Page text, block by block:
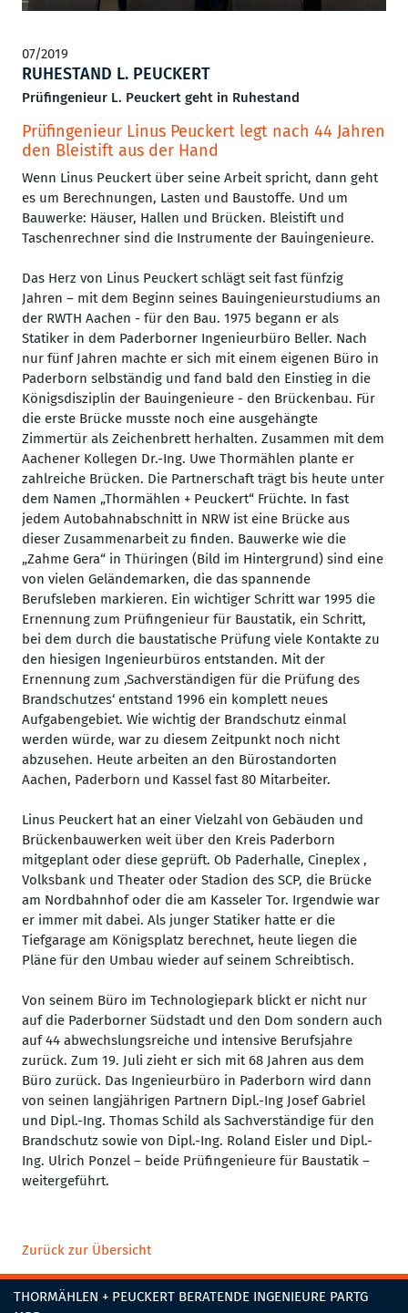
07/2019
RUHESTAND L. PEUCKERT
Prüfingenieur L. Peuckert geht in Ruhestand
Prüfingenieur Linus Peuckert legt nach 44 Jahren
den Bleistift aus der Hand
Wenn Linus Peuckert über seine Arbeit spricht, dann geht
es um Berechnungen, Lasten und Baustoffe. Und um
Bauwerke: Häuser, Hallen und Brücken. Bleistift und
Taschenrechner sind die Instrumente der Bauingenieure.
Das Herz von Linus Peuckert schlägt seit fast fünfzig
Jahren – mit dem Beginn seines Bauingenieurstudiums an
der RWTH Aachen - für den Bau. 1975 begann er als
Statiker in dem Paderborner Ingenieurbüro Beller. Nach
nur fünf Jahren machte er sich mit einem eigenen Büro in
Paderborn selbständig und fand bald den Einstieg in die
Königsdisziplin der Bauingenieure - den Brückenbau. Für
die erste Brücke musste noch eine ausgehängte
Zimmertür als Zeichenbrett herhalten. Zusammen mit dem
Aachener Kollegen Dr.-Ing. Uwe Thormählen plante er
zahlreiche Brücken. Die Partnerschaft trägt bis heute unter
dem Namen „Thormählen + Peuckert“ Früchte. In fast
jedem Autobahnabschnitt in NRW ist eine Brücke aus
dieser Zusammenarbeit zu finden. Bauwerke wie die
„Zahme Gera“ in Thüringen (Bild im Hintergrund) sind eine
von vielen Geländemarken, die das spannende
Berufsleben markieren. Ein wichtiger Schritt war 1995 die
Ernennung zum Prüfingenieur für Baustatik, ein Schritt,
bei dem durch die baustatische Prüfung viele Kontakte zu
den hiesigen Ingenieurbüros entstanden. Mit der
Ernennung zum ‚Sachverständigen für die Prüfung des
Brandschutzes‘ entstand 1996 ein komplett neues
Aufgabengebiet. Wie wichtig der Brandschutz einmal
werden würde, war zu diesem Zeitpunkt noch nicht
abzusehen. Heute arbeiten an den Bürostandorten
Aachen, Paderborn und Kassel fast 80 Mitarbeiter.
Linus Peuckert hat an einer Vielzahl von Gebäuden und
Brückenbauwerken weit über den Kreis Paderborn
mitgeplant oder diese geprüft. Ob Paderhalle, Cineplex ,
Volksbank und Theater oder Stadion des SCP, die Brücke
am Nordbahnhof oder die am Kasseler Tor. Irgendwie war
er immer mit dabei. Als junger Statiker hatte er die
Tiefgarage am Königsplatz berechnet, heute liegen die
Pläne für den Umbau wieder auf seinem Schreibtisch.
Von seinem Büro im Technologiepark blickt er nicht nur
auf die Paderborner Südstadt und den Dom sondern auch
auf 44 abwechslungsreiche und intensive Berufsjahre
zurück. Zum 19. Juli zieht er sich mit 68 Jahren aus dem
Büro zurück. Das Ingenieurbüro in Paderborn wird dann
von seinen langjährigen Partnern Dipl.-Ing Josef Gabriel
und Dipl.-Ing. Thomas Schild als Sachverständige für den
Brandschutz sowie von Dipl.-Ing. Roland Eisler und Dipl.-
Ing. Ulrich Ponzel – beide Prüfingenieure für Baustatik –
weitergeführt.
Zurück zur Übersicht
THORMÄHLEN + PEUCKERT BERATENDE INGENIEURE PARTG